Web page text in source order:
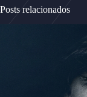
Posts relacionados